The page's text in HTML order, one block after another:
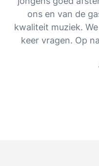
ons en van de
kwaliteit muziek.
keer vragen. Op